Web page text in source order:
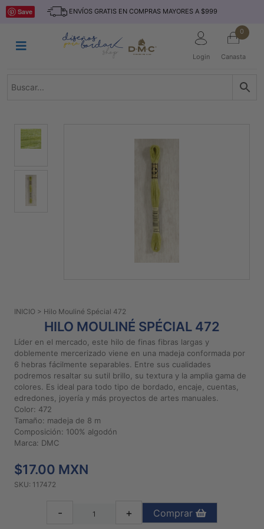
Saltar
ENVÍOS GRATIS EN COMPRAS MAYORES A $999
Login
0
Canasta
INICIO
TEJIDO
TELAS
MARCAS
NOVEDADES
Preguntas
Aviso De
Privacidad
Políticas
Compra
Diseños
Save
INICIO > Hilo Mouliné Spécial 472
HILO MOULINÉ SPÉCIAL 472
Líder en el mercado, este hilo de finas fibras largas y
doblemente mercerizado viene en una madeja conformada por
6 hebras fácilmente separables. Entre sus cualidades
podremos resaltar su sutil brillo, su textura y la amplia gama de
colores. Es ideal para todo tipo de bordado, encaje, cuentas,
edredones, joyería y más proyectos de artes manuales.
Color: 472
Tamaño: madeja de 8 m
Composición: 100% algodón
Marca: DMC
$17.00 MXN
SKU: 117472
- + Comprar